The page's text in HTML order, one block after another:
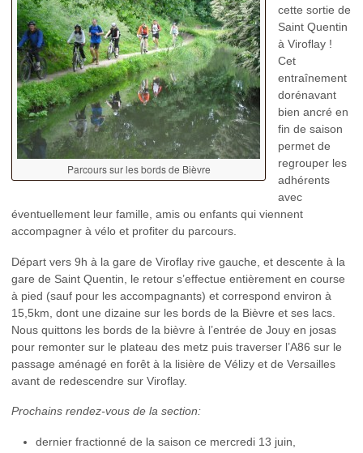
Parcours sur les bords de Bièvre
cette sortie de
Saint Quentin
à Viroflay !
Cet
entraînement
dorénavant
bien ancré en
fin de saison
permet de
regrouper les
adhérents
avec
éventuellement leur famille, amis ou enfants qui viennent
accompagner à vélo et profiter du parcours.
Départ vers 9h à la gare de Viroflay rive gauche, et descente à la
gare de Saint Quentin, le retour s’effectue entièrement en course
à pied (sauf pour les accompagnants) et correspond environ à
15,5km, dont une dizaine sur les bords de la Bièvre et ses lacs.
Nous quittons les bords de la bièvre à l’entrée de Jouy en josas
pour remonter sur le plateau des metz puis traverser l’A86 sur le
passage aménagé en forêt à la lisière de Vélizy et de Versailles
avant de redescendre sur Viroflay.
Prochains rendez-vous de la section:
dernier fractionné de la saison ce mercredi 13 juin,